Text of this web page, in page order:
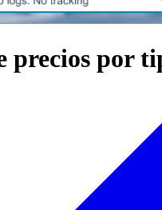
precios por